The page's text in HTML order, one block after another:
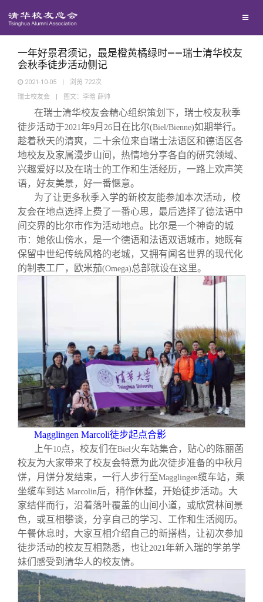
地区联络
年级联络
院系校友工作
专业委员会
兴趣群体
西南联大校友会
回馈母校
捐赠项目
捐赠新闻
捐赠纪事
捐赠方法
义工计划
媒体平台
《清华校友通讯》
《水木清华》
我要订阅
新媒体平台
百年清华
清华人物
清华故事
青春风采
校友文苑
校友讲坛
校友视界
校友服务
终身学习
信息化服务
三创大赛
实用信息
校友总会
总会简介
会长致辞
总会章程
理事会名单
制度法规
联系我们
关闭
一年好景君须记，最是橙黄橘绿时——瑞士清华校友
会秋季徒步活动侧记
2021-10-05 | 浏览 722次
瑞士校友会
| 图文：李晗 薛帅
在瑞士清华校友会精心组织策划下，瑞士校友秋季
徒步活动于2021年9月 26 日在比尔(Biel/Bienne)如期举行。
趁着秋天的清爽，二十余位来自瑞士法语区和德语区各
地校友及家属漫步山间，热情地分享各自的研究领域、
兴趣爱好以及在瑞士的工作和生活经历，一路上欢声笑
语，好友美景，好一番惬意。
为了让更多秋季入学的新校友能参加本次活动，校
友会在地点选择上费了一番心思，最后选择了德法语中
间交界的比尔市作为活动地点。比尔是一个神奇的城
市：她依山傍水，是一个德语和法语双语城市，她既有
保留中世纪传统风格的老城，又拥有闻名世界的现代化
的制表工厂，欧米茄(Omega)总部就设在这里。
Magglingen Marcoli徒步起点合影
上午10点，校友们在Biel火车站集合，贴心的陈丽菡
校友为大家带来了校友会特意为此次徒步准备的中秋月
饼，月饼分发结束，一行人步行至Magglingen缆车站，乘
坐缆车到达 Marcolin后，稍作休整，开始徒步活动。大
家结伴而行，沿着落叶覆盖的山间小道，或欣赏林间景
色，或互相攀谈，分享自己的学习、工作和生活阅历。
午餐休息时，大家互相介绍自己的新搭档，让初次参加
徒步活动的校友互相熟悉，也让2021年新入瑞的学弟学
妹们感受到清华人的校友情。